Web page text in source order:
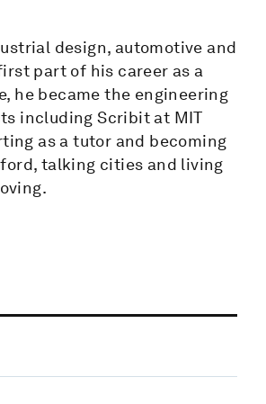
design, automotive and
part of his career as a
he became the engineering
including Scribit at MIT
as a tutor and becoming
talking cities and living